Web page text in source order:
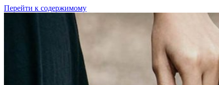
Перейти к содержимому